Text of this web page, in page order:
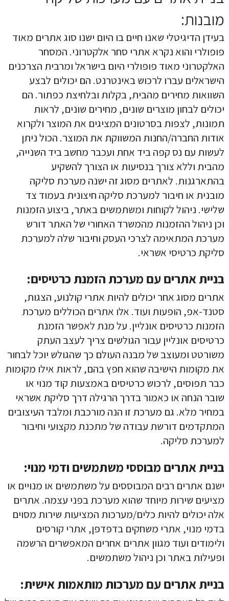
מובנות:
בעידן הדיגיטלי שאנו חיים בו היום ישנו סוג אתרים מאוד
פופולרי והוא נקרא אתרי סחר אלקטרוני. המסחר
האלקטרוני מאוד פופולרי היום בישראל ומרבית הצרכנים
הישראלים עברו לרכוש באינטרנט. הם יכולים לבצע
השוואות מחירים מהבית, בקלות ובלחיצת כפתור. הם
יכולים לבחון מוצרים שונים, מחירים שונים, לראות
תמונות, לצפות בסרטונים המציגים את המוצר ולקרוא
אודות החברה/החנות המשווקת את המוצר. הכול ניתן
לעשות עם נס קפה ביד אחת ועכבר מחשב ביד השנייה,
מהבית וללא צורך בנסיעות או הצורך להשקיע
בהתארגנות. לאתרים מסוג זה ישנה מערכת סליקה
מובנית או חיבור למערכת סליקה חיצונית בעמוד צד
שלישי. ניהול לקוחות ומשתמשים באתר, ביצוע הזמנות
וכן ניהול ההזמנות מהמשרד האחורי של האתר דורש
מערכת המתאימה לצרכי העסק וחיבור שלה למערכת
סליקת כרטיסי אשראי.
בניית אתרים עם מערכת הזמנת כרטיסים:
אתרים מסוג אחר יכולים להיות אתרי קולנוע, הצגות,
סטנד-אפ, הופעות ועוד. אלו אתרים הכוללים מערכת
הזמנות כרטיסים אונליין. על מנת לאפשר הזמנת
כרטיסים אונליין עבור הגולשים צריך לעצב העתק
משורטט ומעוצב של מבנה העולם כך שהגולש יוכל לבחור
את מקומות הישיבה שהוא חפץ בהם, לראות אילו מקומות
כבר תפוסים, לרכוש כרטיסים באמצעות קוד מנוי או
שובר הנחה או כאמור בדרך הרגילה דרך סליקת אשראי
במחיר מלא. גם מערכת זו הנה מורכבת ומלבד העיצובים
המתקדמים דורשת עבודה של מתכנת מקצועי וחיבור
למערכת סליקה.
בניית אתרים מבוססי משתמשים ודמי מנוי:
ישנם אתרים רבים המבוססים על משתמשים או מנויים או
מציעים שירות מיוחד שהוא מערכת בפני עצמה. אתרים
אלה יכולים להיות כלים/מערכות המציעות שירות מסוים
בדמי מנוי, אתרי משחקים בדפדפן, אתרי קורסים
ולימודים ועוד מגוון אתרים אחרים המאפשרים הרשמה
ופעילות באתר וכן ניהול משתמשים.
בניית אתרים עם מערכות מותאמות אישית:
קראתי ואני מאשר/ת אתמדיניות הפרטיותשל האתר, ומסכים/ה
לשמירת המידע לצורך טיפול בפנייתי (חובה)